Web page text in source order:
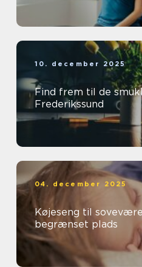
10. december 2025
Find frem til de
Frederikssund
04. december 2025
Køjeseng til
begrænset plads